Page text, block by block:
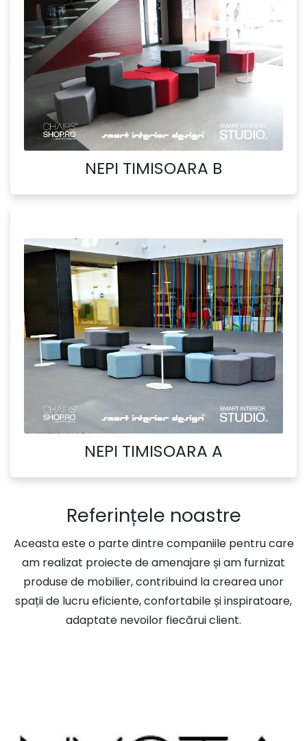
NEPI TIMISOARA B
NEPI TIMISOARA A
Referințele noastre
Aceasta este o parte dintre companiile pentru care
am realizat proiecte de amenajare și am furnizat
produse de mobilier, contribuind la crearea unor
spații de lucru eficiente, confortabile și inspiratoare,
adaptate nevoilor fiecărui client.